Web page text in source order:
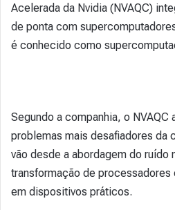
Acelerada da Nvidia (NVAQC)
de ponta com
é conhecido como
Segundo a companhia, o NVAQC
problemas mais desafiadores da
vão desde a abordagem do ruído
transformação de
em dispositivos práticos.